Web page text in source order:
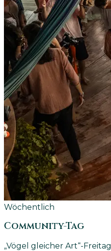
Wöchentlich
Community-Tag
„Vögel gleicher Art“-Freitag